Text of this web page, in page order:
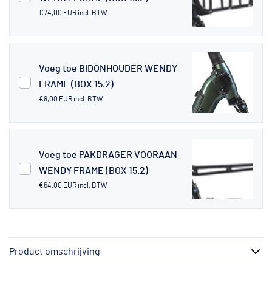
€74,00 EUR incl. BTW
Voeg toe BIDONHOUDER WENDY
FRAME (BOX 15.2)
€8,00 EUR incl. BTW
Voeg toe PAKDRAGER VOORAAN
WENDY FRAME (BOX 15.2)
€64,00 EUR incl. BTW
Product omschrijving